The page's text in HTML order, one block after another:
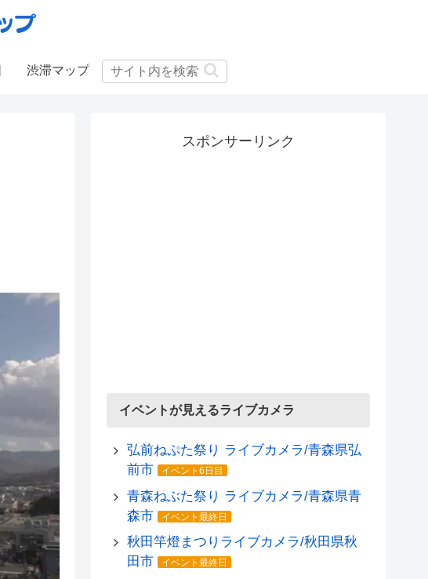
渋滞マップ
スポンサーリンク
イベントが見えるライブカメラ
弘前ねぷた祭り ライブカメラ/青森県弘
前市
イベント6日目
青森ねぶた祭り ライブカメラ/青森県青
森市
イベント最終日
秋田竿燈まつりライブカメラ/秋田県秋
田市
イベント最終日